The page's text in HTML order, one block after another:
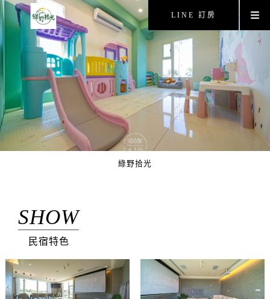
LINE 訂房
綠野拾光
SHOW
民宿特色